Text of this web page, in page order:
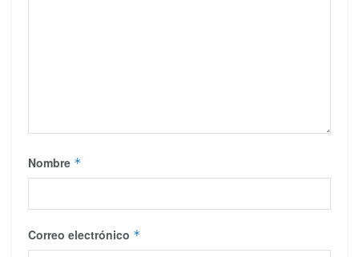
Nombre *
Correo electrónico *